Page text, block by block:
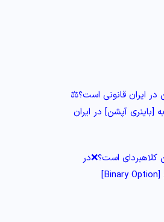
در ایران قانونی است؟⚖️
[باینری آپشن] در ایران
کلاهبردای است؟❌در
دام کلاهبرداری [Binary Option]